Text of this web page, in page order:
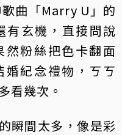
曲「Marry U」的
有玄機，直接問說
然粉絲把色卡翻面
紀念禮物，ㄎㄎ
看幾次。
瞬間太多，像是彩